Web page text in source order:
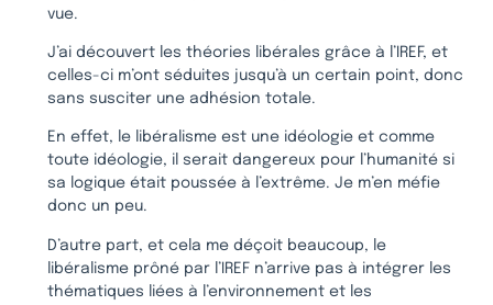
vue.
J’ai découvert les théories libérales grâce à l’IREF, et
celles-ci m’ont séduites jusqu’à un certain point, donc
sans susciter une adhésion totale.
En effet, le libéralisme est une idéologie et comme
toute idéologie, il serait dangereux pour l’humanité si
sa logique était poussée à l’extrême. Je m’en méfie
donc un peu.
D’autre part, et cela me déçoit beaucoup, le
libéralisme prôné par l’IREF n’arrive pas à intégrer les
thématiques liées à l’environnement et les